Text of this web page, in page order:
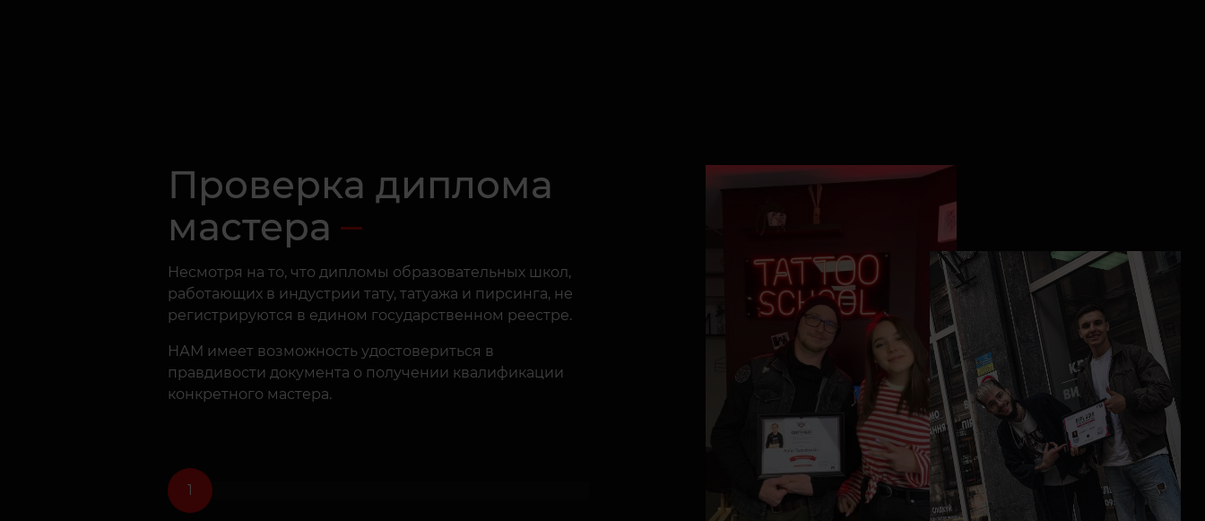
Проверка диплома
мастера
Несмотря на то, что дипломы образовательных школ,
работающих в индустрии тату, татуажа и пирсинга, не
регистрируются в едином государственном реестре.
НАМ имеет возможность удостовериться в
правдивости документа о получении квалификации
конкретного мастера.